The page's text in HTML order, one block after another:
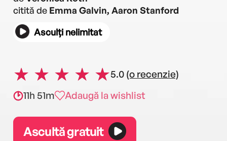
citită de Emma Galvin, Aaron Stanford
Asculți nelimitat
5.0 (o recenzie)
11h 51m
Adaugă la wishlist
Ascultă gratuit